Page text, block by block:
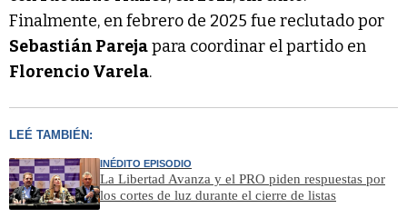
Finalmente, en febrero de 2025 fue reclutado por
Sebastián Parejapara coordinar el partido en
Florencio Varela.
LEÉ TAMBIÉN:
INÉDITO EPISODIO
La Libertad Avanza y el PRO piden respuestas por
los cortes de luz durante el cierre de listas